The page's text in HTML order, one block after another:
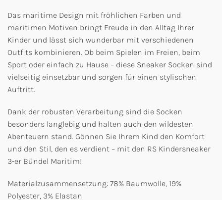
Das maritime Design mit fröhlichen Farben und
maritimen Motiven bringt Freude in den Alltag Ihrer
Kinder und lässt sich wunderbar mit verschiedenen
Outfits kombinieren. Ob beim Spielen im Freien, beim
Sport oder einfach zu Hause – diese Sneaker Socken sind
vielseitig einsetzbar und sorgen für einen stylischen
Auftritt.
Dank der robusten Verarbeitung sind die Socken
besonders langlebig und halten auch den wildesten
Abenteuern stand. Gönnen Sie Ihrem Kind den Komfort
und den Stil, den es verdient – mit den RS Kindersneaker
3-er Bündel Maritim!
Materialzusammensetzung: 78% Baumwolle, 19%
Polyester, 3% Elastan